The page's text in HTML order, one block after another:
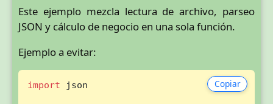
Este ejemplo mezcla lectura de archivo, parseo
JSON y cálculo de negocio en una sola función.
Ejemplo a evitar:
Copiar
import json